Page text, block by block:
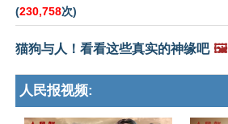
(230,758次)
猫狗与人！看看这些真实的神缘吧 🖼️
人民报视频: